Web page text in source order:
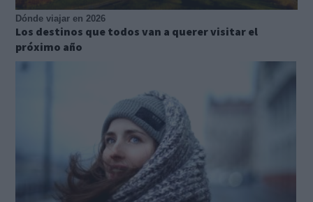
Dónde viajar en 2026
Los destinos que todos van a querer visitar el
próximo año